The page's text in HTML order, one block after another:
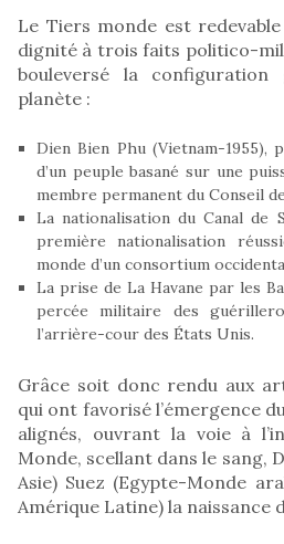
Le Tiers monde est
dignité à trois faits politico-
bouleversé la configuration
planète :
Dien Bien Phu (Vietnam-
d’un peuple basané sur une
membre permanent du Conseil
La nationalisation du Canal de
première nationalisation
monde d’un consortium
La prise de La Havane par les
percée militaire des
l’arrière-cour des États Unis.
Grâce soit donc rendu aux
qui ont favorisé l’émergence
alignés, ouvrant la voie à
Monde, scellant dans le sang,
Asie) Suez (Egypte-Monde
Amérique Latine) la naissance